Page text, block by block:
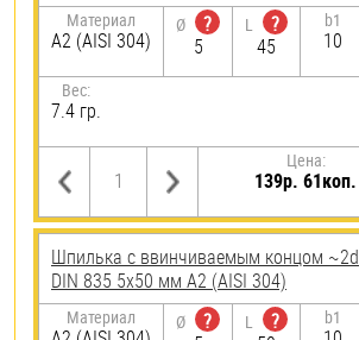
Материал
А2 (AISI 304)
Ø
?
5
L
?
45
b1
10
Вес:
7.4 гр.
Цена:
139р. 61коп.
Шпилька c ввинчиваемым концом ~2d
DIN 835 5х50 мм А2 (AISI 304)
Материал Ø
?
L
?
b1